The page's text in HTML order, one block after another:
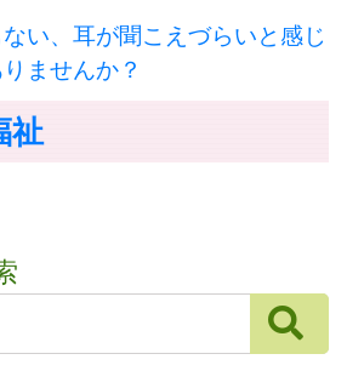
い、耳が聞こえづらいと感じ
ませんか？
祉